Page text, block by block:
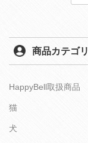
商品カテゴリ
HappyBell取扱商品
猫
犬